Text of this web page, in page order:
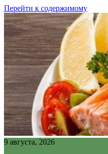
Перейти к содержимому
9 августа, 2026